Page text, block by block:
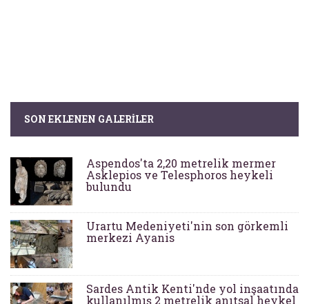
SON EKLENEN GALERILER
Aspendos'ta 2,20 metrelik mermer
Asklepios ve Telesphoros heykeli
bulundu
Urartu Medeniyeti'nin son görkemli
merkezi Ayanis
Sardes Antik Kenti'nde yol inşaatında
kullanılmış 2 metrelik anıtsal heykel